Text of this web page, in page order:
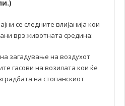
се следните влијанија кои
врз животната средина:
загадување на воздухот
гасови на возилата кои ќе
на стопанскиот